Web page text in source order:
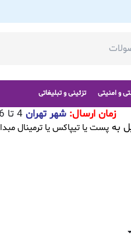
و امنیتی تزئینی و تبلیغاتی
زمان ارسال:شهر تهران 4 تا 6 ساعت کاری
بهپست یا تیپاکس یا ترمینال مبدا